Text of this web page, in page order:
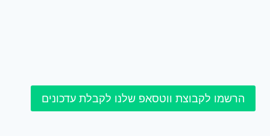
הרשמו לקבוצת ווטסאפ שלנו לקבלת עדכונים